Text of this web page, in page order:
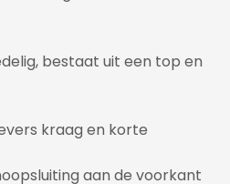
bestaat uit een top en
kraag en korte
aan de voorkant